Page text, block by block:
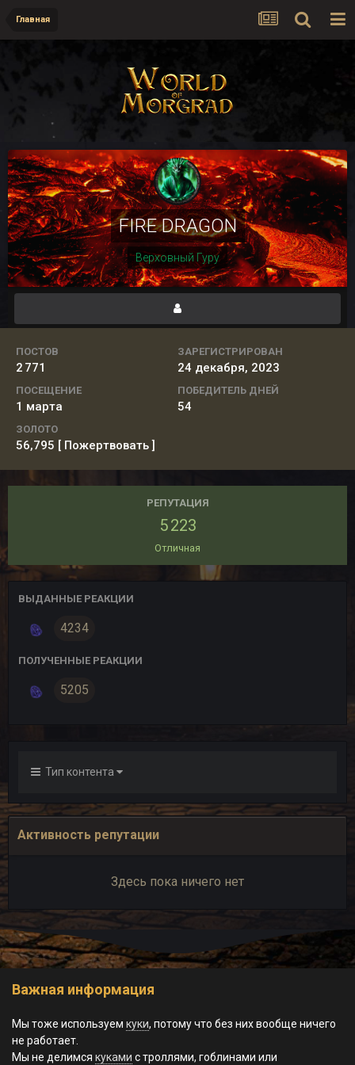
Главная
FIRE DRAGON
Верховный Гуру
ПОСТОВ
2 771
ЗАРЕГИСТРИРОВАН
24 декабря, 2023
ПОСЕЩЕНИЕ
1 марта
ПОБЕДИТЕЛЬ ДНЕЙ
54
ЗОЛОТО
56,795 [ Пожертвовать ]
РЕПУТАЦИЯ
5 223
Отличная
ВЫДАННЫЕ РЕАКЦИИ
4234
ПОЛУЧЕННЫЕ РЕАКЦИИ
5205
Тип контента
Активность репутации
Здесь пока ничего нет
Cookie-файлы
Powered by Invision Community
Важная информация
Мы тоже используем куки, потому что без них вообще ничего
не работает.
Мы не делимся куками с троллями, гоблинами или